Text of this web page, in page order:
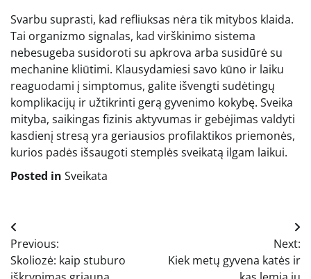
Svarbu suprasti, kad refliuksas nėra tik mitybos klaida.
Tai organizmo signalas, kad virškinimo sistema
nebesugeba susidoroti su apkrova arba susidūrė su
mechanine kliūtimi. Klausydamiesi savo kūno ir laiku
reaguodami į simptomus, galite išvengti sudėtingų
komplikacijų ir užtikrinti gerą gyvenimo kokybę. Sveika
mityba, saikingas fizinis aktyvumas ir gebėjimas valdyti
kasdienį stresą yra geriausios profilaktikos priemonės,
kurios padės išsaugoti stemplės sveikatą ilgam laikui.
Posted in Sveikata
Navigacija
tarp
Previous:
Skoliozė: kaip stuburo
Next:
Kiek metų gyvena katės ir